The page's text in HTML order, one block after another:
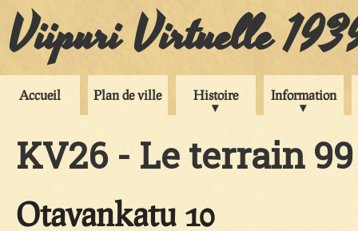
Viipuri Virtuelle
Accueil Plan de ville Histoire Information
KV26 - Le terrain 99
Otavankatu 10